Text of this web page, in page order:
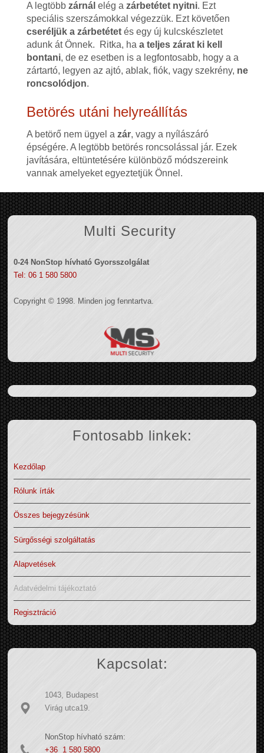
A legtöbb zárnál elég a zárbetétet nyitni. Ezt
speciális szerszámokkal végezzük. Ezt követően
cseréljük a zárbetétetés egy új kulcskészletet
adunk át Önnek. Ritka, ha a teljes zárat ki kell
bontani, de ez esetben is a legfontosabb, hogy a a
zártartó, legyen az ajtó, ablak, fiók, vagy szekrény, ne
roncsolódjon.
Betörés utáni helyreállítás
A betörő nem ügyel a zár, vagy a nyílászáró
épségére. A legtöbb betörés roncsolással jár. Ezek
javítására, eltüntetésére különböző módszereink
vannak amelyeket egyeztetjük Önnel.
Multi Security
0-24 NonStop hívható Gyorsszolgálat
Tel: 06 1 580 5800
Copyright © 1998. Minden jog fenntartva.
Fontosabb linkek:
Kezdőlap
Rólunk írták
Összes bejegyzésünk
Sürgősségi szolgáltatás
Alapvetések
Adatvédelmi tájékoztató
Regisztráció
Kapcsolat:
1043, Budapest
Virág utca19.
NonStop hívható szám:
+36 1 580 5800